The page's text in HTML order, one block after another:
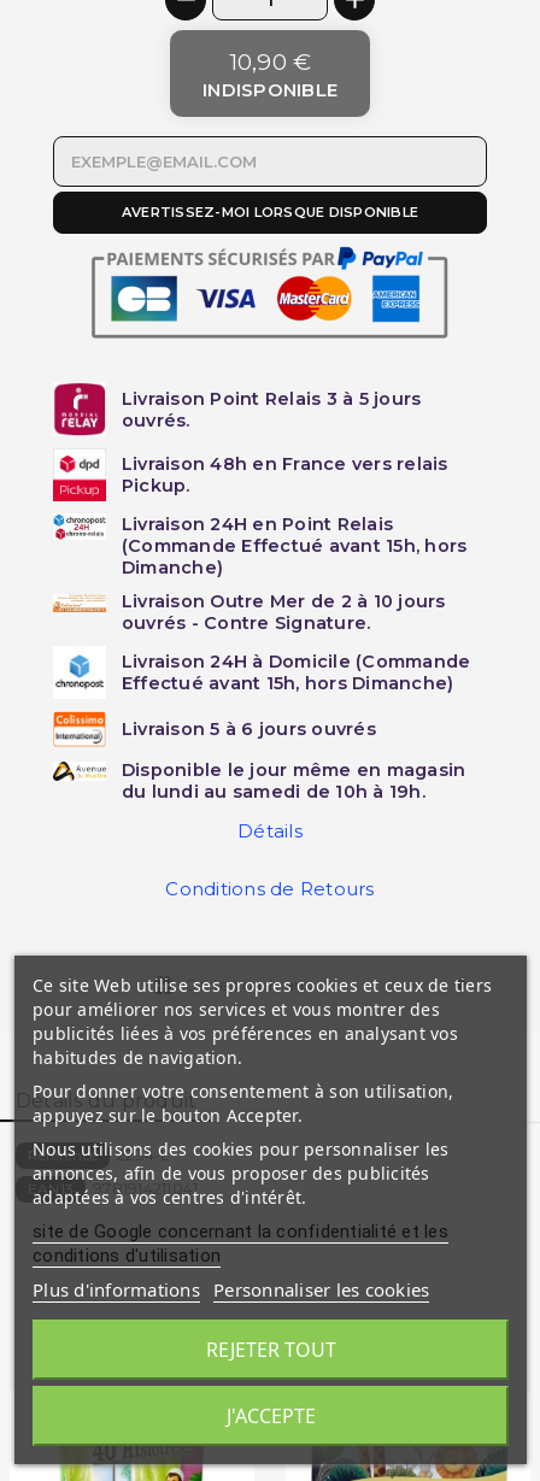
10,90 €
INDISPONIBLE
AVERTISSEZ-MOI LORSQUE DISPONIBLE
Livraison Point Relais 3 à 5 jours
ouvrés.
Livraison 48h en France vers relais
Pickup.
Livraison 24H en Point Relais
(Commande Effectué avant 15h, hors
Dimanche)
Livraison Outre Mer de 2 à 10 jours
ouvrés - Contre Signature.
Livraison 24H à Domicile (Commande
Effectué avant 15h, hors Dimanche)
Livraison 5 à 6 jours ouvrés
Disponible le jour même en magasin
du lundi au samedi de 10h à 19h.
Détails
Conditions de Retours
Cartes cadeaux
Détails du produit
Référence 2234-L
EAN13 9781914211041
Produits similaires
Ce site Web utilise ses propres cookies et ceux de tiers
pour améliorer nos services et vous montrer des
publicités liées à vos préférences en analysant vos
habitudes de navigation.
Pour donner votre consentement à son utilisation,
appuyez sur le bouton Accepter.
Nous utilisons des cookies pour personnaliser les
annonces, afin de vous proposer des publicités
adaptées à vos centres d'intérêt.
site de Google concernant la confidentialité et les
conditions d'utilisation
Plus d'informations Personnaliser les cookies
REJETER TOUT
J'ACCEPTE